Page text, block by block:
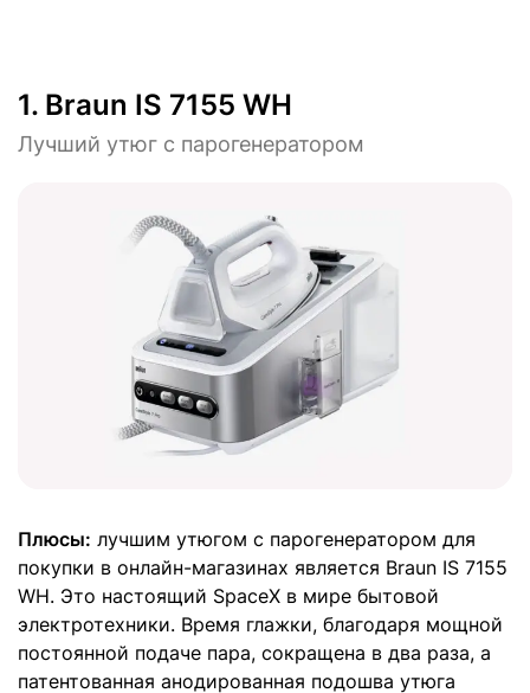
1. Braun IS 7155 WH
Лучший утюг с парогенератором
Плюсы: лучшим утюгом с парогенератором для
покупки в онлайн-магазинах является Braun IS 7155
WH. Это настоящий SpaceX в мире бытовой
электротехники. Время глажки, благодаря мощной
постоянной подаче пара, сокращена в два раза, а
патентованная анодированная подошва утюга